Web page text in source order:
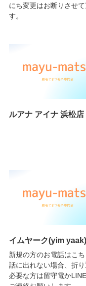
にち変更はお断りさせて
す。
ルアナ アイナ 浜松店
イムヤーク(yim yaak)
新規の方のお電話はこ
話に出れない場合、折
必要な方は留守電か